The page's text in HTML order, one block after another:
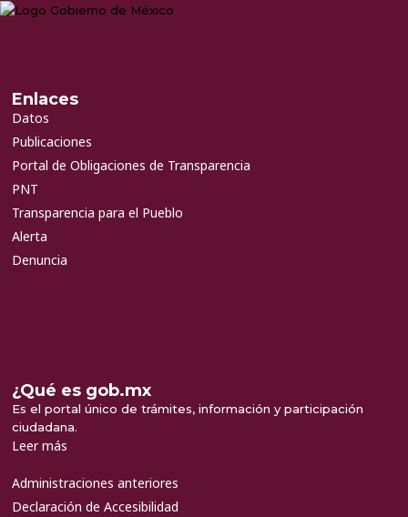
Enlaces
Datos
Publicaciones
Portal de Obligaciones de Transparencia
PNT
Transparencia para el Pueblo
Alerta
Denuncia
¿Qué es gob.mx
Es el portal único de trámites, información y participación
ciudadana.
Leer más
Administraciones anteriores
Declaración de Accesibilidad